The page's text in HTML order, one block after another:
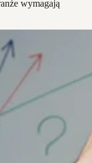
wymagają